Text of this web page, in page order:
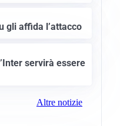
gli affida l’attacco
servirà essere
Altre notizie